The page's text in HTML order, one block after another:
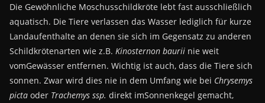
Die Gewöhnliche Moschusschildkröte lebt fast ausschließlich
aquatisch. Die Tiere verlassen das Wasser lediglich für kurze
Landaufenthalte an denen sie sich im Gegensatz zu anderen
Schildkrötenarten wie z.B. Kinosternon baurii nie weit
vomGewässer entfernen. Wichtig ist auch, dass die Tiere sich
sonnen. Zwar wird dies nie in dem Umfang wie bei Chrysemys
picta oder Trachemys ssp. direkt imSonnenkegel gemacht,